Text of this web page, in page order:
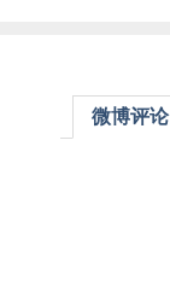
微博评论